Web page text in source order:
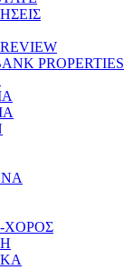
PROPERTIES
ΧΟΡΟΣ